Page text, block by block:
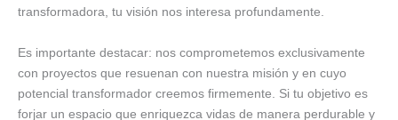
transformadora, tu visión nos interesa profundamente.
Es importante destacar: nos comprometemos exclusivamente
con proyectos que resuenan con nuestra misión y en cuyo
potencial transformador creemos firmemente. Si tu objetivo es
forjar un espacio que enriquezca vidas de manera perdurable y